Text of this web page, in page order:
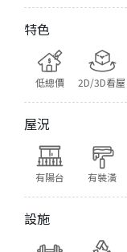
特色
低總價 2D/3D看屋
屋況
有陽台 有裝潢
設施